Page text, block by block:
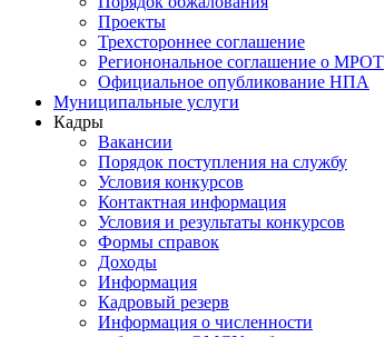
Проекты
Трехстороннее соглашение
Регионональное соглашение о МРОТ
Официальное опубликование НПА
Муниципальные услуги
Кадры
Вакансии
Порядок поступления на службу
Условия конкурсов
Контактная информация
Условия и результаты конкурсов
Формы справок
Доходы
Информация
Кадровый резерв
Информация о численности